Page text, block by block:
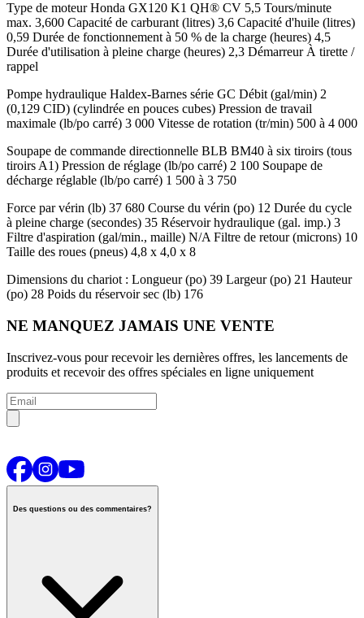
Type de moteur Honda GX120 K1 QH® CV 5,5 Tours/minute
max. 3,600 Capacité de carburant (litres) 3,6 Capacité d'huile (litres)
0,59 Durée de fonctionnement à 50 % de la charge (heures) 4,5
Durée d'utilisation à pleine charge (heures) 2,3 Démarreur À tirette /
rappel
Pompe hydraulique Haldex-Barnes série GC Débit (gal/min) 2
(0,129 CID) (cylindrée en pouces cubes) Pression de travail
maximale (lb/po carré) 3 000 Vitesse de rotation (tr/min) 500 à 4 000
Soupape de commande directionnelle BLB BM40 à six tiroirs (tous
tiroirs A1) Pression de réglage (lb/po carré) 2 100 Soupape de
décharge réglable (lb/po carré) 1 500 à 3 750
Force par vérin (lb) 37 680 Course du vérin (po) 12 Durée du cycle
à pleine charge (secondes) 35 Réservoir hydraulique (gal. imp.) 3
Filtre d'aspiration (gal/min., maille) N/A Filtre de retour (microns) 10
Taille des roues (pneus) 4,8 x 4,0 x 8
Dimensions du chariot : Longueur (po) 39 Largeur (po) 21 Hauteur
(po) 28 Poids du réservoir sec (lb) 176
NE MANQUEZ JAMAIS UNE VENTE
Inscrivez-vous pour recevoir les dernières offres, les lancements de
produits et recevoir des offres spéciales en ligne uniquement
Des questions ou des commentaires?